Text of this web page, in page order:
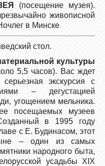
(посещение музея).
живописной
в Минске
стол.
культуры
5,5 часов). Вас ждет
экскурсия с
– дегустацией
угощением мельника.
посещаемых музеев
в 1995 году
с Е. Будинасом, этот
– один из самых
народного быта,
усадьбы XIX